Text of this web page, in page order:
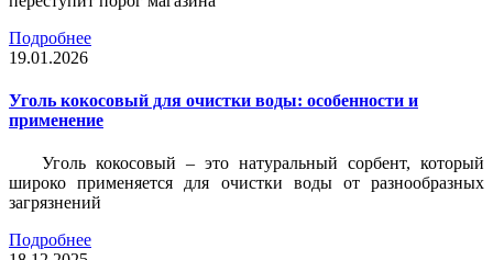
Подробнее
19.01.2026
Уголь кокосовый для очистки воды: особенности и
применение
Уголь кокосовый – это натуральный сорбент, который
широко применяется для очистки воды от разнообразных
загрязнений
Подробнее